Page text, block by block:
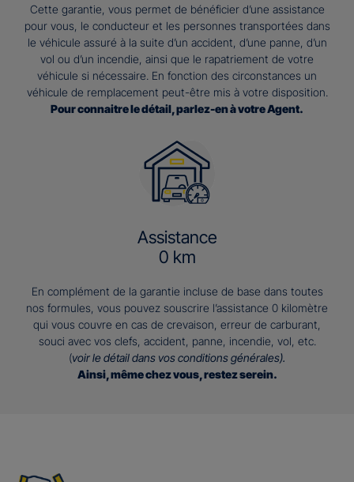
Cette garantie, vous permet de bénéficier d’une assistance
pour vous, le conducteur et les personnes transportées dans
le véhicule assuré à la suite d’un accident, d’une panne, d’un
vol ou d’un incendie, ainsi que le rapatriement de votre
véhicule si nécessaire. En fonction des circonstances un
véhicule de remplacement peut-être mis à votre disposition.
Pour connaitre le détail, parlez-en à votre Agent.
Assistance
0 km
En complément de la garantie incluse de base dans toutes
nos formules, vous pouvez souscrire l’assistance 0 kilomètre
qui vous couvre en cas de crevaison, erreur de carburant,
souci avec vos clefs, accident, panne, incendie, vol, etc.
(voir le détail dans vos conditions générales).
Ainsi, même chez vous, restez serein.